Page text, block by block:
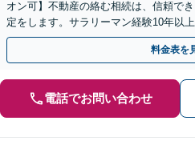
オン可】不動産の絡む相続は、信頼で
定をします。サラリーマン経験10年以
ちが分かります。遺産分割や相続放棄
料金表を
電話でお問い合わせ